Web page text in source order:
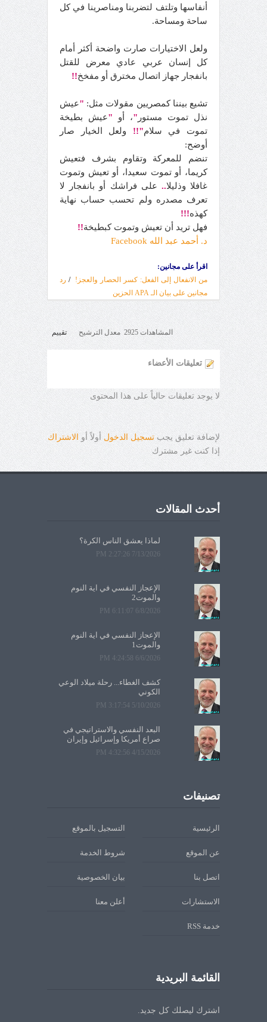
أنفاسها وتلتف لتضربنا ومناصرينا في كل
ساحة ومساحة.
ولعل الاختيارات صارت واضحة أكثر أمام
كل إنسان عربي عادي معرض للقتل
بانفجار جهاز اتصال مخترق أو مفخخ!!
تشيع بيننا كمصريين مقولات مثل: "عيش
نذل تموت مستور "، أو "عيش بطيخة
تموت في سلام"!! ولعل الخيار صار
أوضح:
تنضم للمعركة وتقاوم بشرف فتعيش
كريما، أو تموت سعيدا، أو تعيش وتموت
غافلا وذليلا.. على فراشك أو بانفجار لا
تعرف مصدره ولم تحسب حساب نهاية
كهذه!!!
فهل تريد أن تعيش وتموت كبطيخة!!
د. أحمد عبد الله Facebook
اقرأ على مجانين:
من الانفعال إلى الفعل: كسر الحصار والعجز!
/ رد
مجانين على بيان الـ APA الحزين
المشاهدات 2925 معدل الترشيح تقييم
تعليقات الأعضاء
لا يوجد تعليقات حالياً على هذا المحتوى
لإضافة تعليق يجب تسجيل الدخولأولاً أو
الاشتراك
إذا كنت غير مشترك
أحدث المقالات
لماذا يعشق الناس الكرة؟
7/13/2026 2:27:26 PM
الإعجاز النفسي في آية النوم
والموت2
6/8/2026 6:11:07 PM
الإعجاز النفسي في آية النوم
والموت1
6/6/2026 4:24:58 PM
كشف الغطاء... رحلة ميلاد الوعي
الكوني
5/10/2026 3:17:54 PM
البعد النفسي والاستراتيجي في
صراع أمريكا وإسرائيل وإيران
4/15/2026 4:32:56 PM
تصنيفات
الرئيسية التسجيل بالموقع
عن الموقع شروط الخدمة
اتصل بنا بيان الخصوصية
الاستشارات أعلن معنا
خدمة RSS
القائمة البريدية
اشترك ليصلك كل جديد.